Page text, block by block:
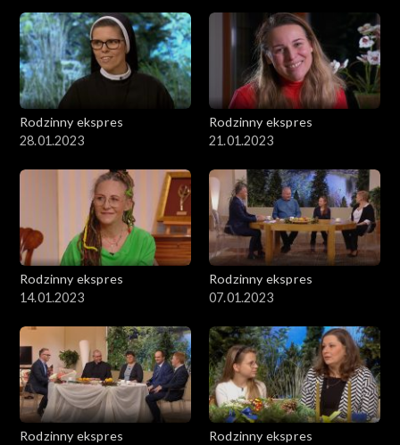
Rodzinny ekspres
28.01.2023
Rodzinny ekspres
21.01.2023
Rodzinny ekspres
14.01.2023
Rodzinny ekspres
07.01.2023
Rodzinny ekspres
Rodzinny ekspres